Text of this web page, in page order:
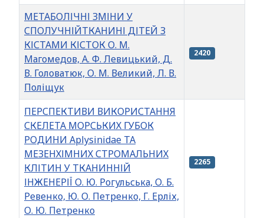
МЕТАБОЛІЧНІ ЗМІНИ У
СПОЛУЧНІЙТКАНИНІ ДІТЕЙ З
КІСТАМИ КІСТОК О. М.
Магомедов, А. Ф. Левицький, Д.
В. Головатюк, О. М. Великий, Л. В.
Поліщук
2420
ПЕРСПЕКТИВИ ВИКОРИСТАННЯ
СКЕЛЕТА МОРСЬКИХ ГУБОК
РОДИНИ Aplysinidae ТА
МЕЗЕНХІМНИХ СТРОМАЛЬНИХ
КЛІТИН У ТКАНИННІЙ
ІНЖЕНЕРІЇ О. Ю. Рогульська, О. Б.
Ревенко, Ю. О. Петренко, Г. Ерліх,
О. Ю. Петренко
2265